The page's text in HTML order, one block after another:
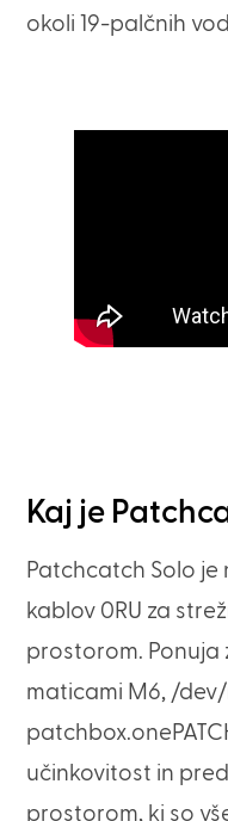
okoli 19-palčnih
Kaj je
Patchcatch Solo
kablov 0RU za
prostorom. Ponuja
maticami M6, /
učinkovitost in
prostorom, ki so